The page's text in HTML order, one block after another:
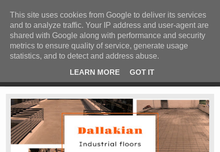
Κατερίνα Περιστέρη: «Οι εργασίες στον Τύμβο Καστά
ΚΕΝΤΡΙΚΗ ΑΝΑ ΚΑΤΗΓΟΡΙΑ
ΕΙΔΗΣΕΙΣ ΑΝΑ ΠΕΡΙΟΧΗ
ΠΡΟΣΦΑΤΑ ΝΕΑ
Ν. ΣΕΡΡΩΝ Η ΓΗ ΜΑΣ
ΤΥΧΑΙΕΣ ΑΝΑΡΤΗΣΕΙΣ/ΑΡΘΡΑ
Serres Racing Circuit
This site uses cookies from Google to deliver its services
and to analyze traffic. Your IP address and user-agent are
shared with Google along with performance and security
metrics to ensure quality of service, generate usage
statistics, and to detect and address abuse.
LEARN MORE
GOT IT